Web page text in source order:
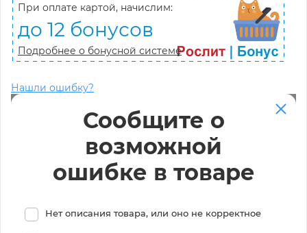
При оплате картой, начислим:
до 12 бонусов
Подробнее о бонусной системе
Нашли ошибку?
Сообщите о
возможной
ошибке в товаре
Нет описания товара, или оно не корректное